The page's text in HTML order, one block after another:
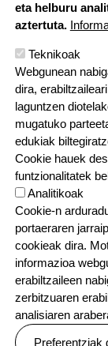
eta helburu
aztertuta.
Teknikoak
Webgunean
dira,
laguntzen
mugatuko
edukiak
Cookie hauek
funtzionalitatek
Analitikoak
Cookie-n
portaeraren
cookieak dira.
informazioa
erabiltzaileen
zerbitzuaren
analisiaren
Preferentziak